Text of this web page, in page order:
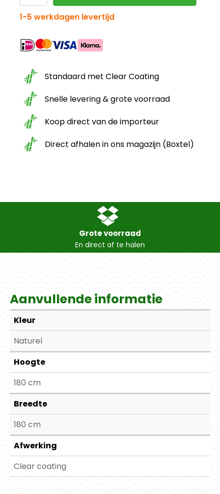
was:
€199.95.
is:
€100.00.
naturel
180
x
aantal
1-5 werkdagen levertijd
Standaard met Clear Coating
Snelle levering & grote voorraad
Koop direct van de importeur
Direct afhalen in ons magazijn (Boxtel)
Grote voorraad
En direct af te halen
Aanvullende informatie
Kleur
Naturel
Hoogte
180 cm
Breedte
180 cm
Afwerking
Clear coating